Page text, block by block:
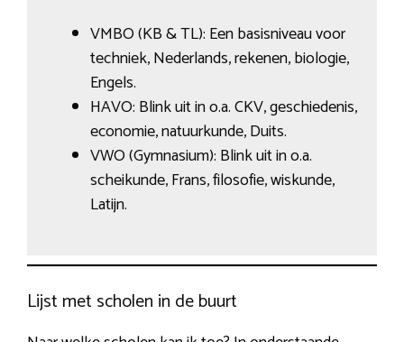
VMBO (KB & TL): Een basisniveau voor
techniek, Nederlands, rekenen, biologie,
Engels.
HAVO: Blink uit in o.a. CKV, geschiedenis,
economie, natuurkunde, Duits.
VWO (Gymnasium): Blink uit in o.a.
scheikunde, Frans, filosofie, wiskunde,
Latijn.
Lijst met scholen in de buurt